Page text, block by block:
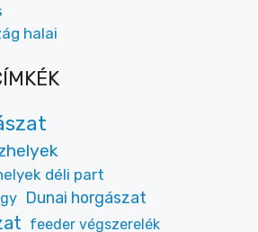
halai
déli part
Dunai horgászat
feeder végszerelék